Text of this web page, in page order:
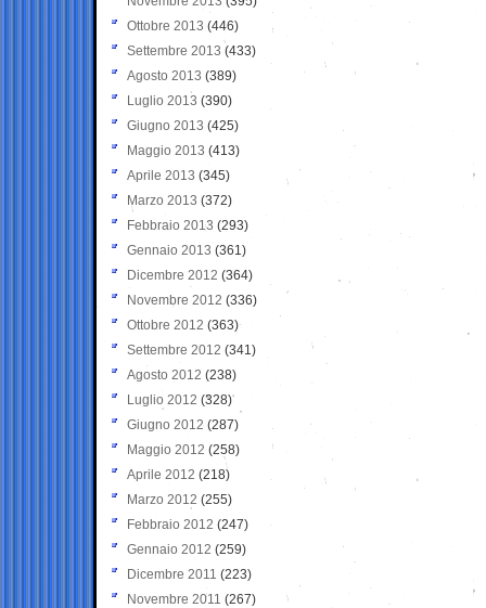
Ottobre 2013 (446)
Settembre 2013 (433)
Agosto 2013 (389)
Luglio 2013 (390)
Giugno 2013 (425)
Maggio 2013 (413)
Aprile 2013 (345)
Marzo 2013 (372)
Febbraio 2013 (293)
Gennaio 2013 (361)
Dicembre 2012 (364)
Novembre 2012 (336)
Ottobre 2012 (363)
Settembre 2012 (341)
Agosto 2012 (238)
Luglio 2012 (328)
Giugno 2012 (287)
Maggio 2012 (258)
Aprile 2012 (218)
Marzo 2012 (255)
Febbraio 2012 (247)
Gennaio 2012 (259)
Dicembre 2011 (223)
Novembre 2011 (267)